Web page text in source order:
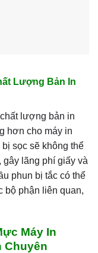
Lượng Bản In
lượng bản in
hơn cho máy in
sọc sẽ không thể
gây lãng phí giấy và
phun bị tắc có thể
bộ phận liên quan,
Máy In
Chuyên